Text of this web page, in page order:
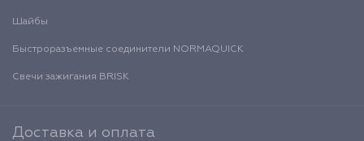
Шайбы
Быстроразъемные соединители NORMAQUICK
Свечи зажигания BRISK
Доставка и оплата